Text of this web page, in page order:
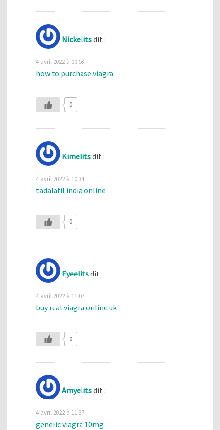
Nickelitsdit :
4 avril 2022 à 00:53
how to purchase viagra
0
Kimelitsdit :
4 avril 2022 à 10:34
tadalafil india online
0
Eyeelitsdit :
4 avril 2022 à 11:07
buy real viagra online uk
0
Amyelitsdit :
4 avril 2022 à 11:37
generic viagra 10mg